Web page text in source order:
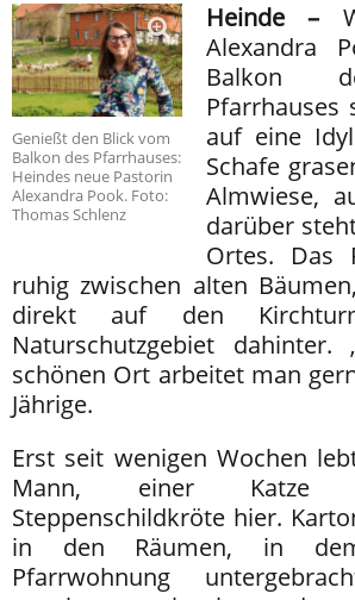
Genießt den Blick vom
Balkon des Pfarrhauses:
Heindes neue Pastorin
Alexandra Pook. Foto:
Thomas Schlenz
Heinde –
Alexandra
Balkon
auf eine
Schafe
Almwiese,
darüber
Ortes. Das
ruhig zwischen alten
direkt auf den
Naturschutzgebiet
schönen Ort arbeitet man
Jährige.
Erst seit wenigen Wochen
Mann, einer Katze
Steppenschildkröte hier.
in den Räumen, in
Pfarrwohnung